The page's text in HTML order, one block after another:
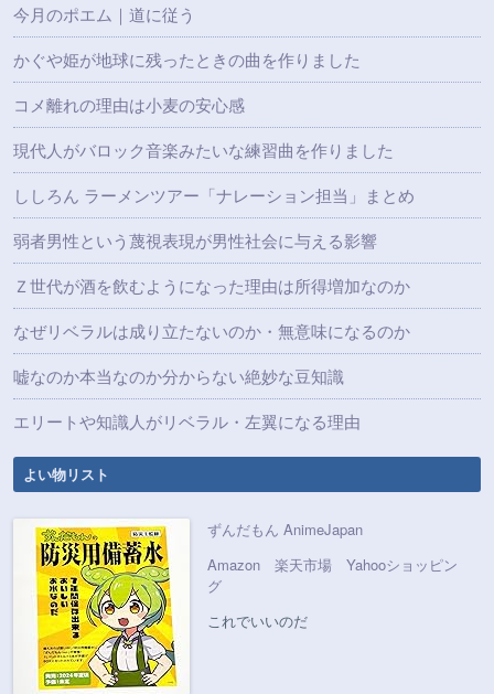
今月のポエム｜道に従う
かぐや姫が地球に残ったときの曲を作りました
コメ離れの理由は小麦の安心感
現代人がバロック音楽みたいな練習曲を作りました
ししろん ラーメンツアー「ナレーション担当」まとめ
弱者男性という蔑視表現が男性社会に与える影響
Ｚ世代が酒を飲むようになった理由は所得増加なのか
なぜリベラルは成り立たないのか・無意味になるのか
嘘なのか本当なのか分からない絶妙な豆知識
エリートや知識人がリベラル・左翼になる理由
よい物リスト
ずんだもん AnimeJapan
Amazon
楽天市場
Yahooショッピン
グ
これでいいのだ